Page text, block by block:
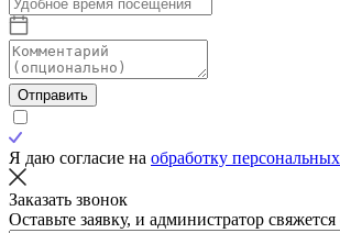
Отправить
Я даю согласие на обработку
Заказать звонок
Оставьте заявку, и администратор